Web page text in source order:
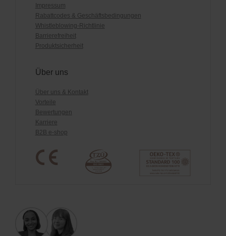
Impressum
Rabattcodes & Geschäftsbedingungen
Whistleblowing-Richtlinie
Barrierefreiheit
Produktsicherheit
Über uns
Über uns & Kontakt
Vorteile
Bewertungen
Karriere
B2B e-shop